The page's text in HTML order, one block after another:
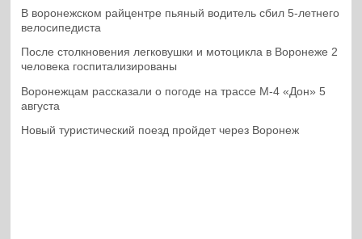
В воронежском райцентре пьяный водитель сбил 5-летнего
велосипедиста
После столкновения легковушки и мотоцикла в Воронеже 2
человека госпитализированы
Воронежцам рассказали о погоде на трассе М-4 «Дон» 5
августа
Новый туристический поезд пройдет через Воронеж